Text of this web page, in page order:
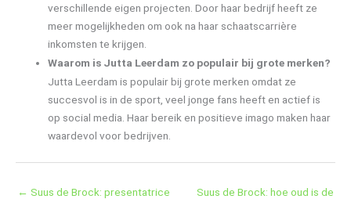
verschillende eigen projecten. Door haar bedrijf heeft ze
meer mogelijkheden om ook na haar schaatscarrière
inkomsten te krijgen.
Waarom is Jutta Leerdam zo populair bij grote merken?
Jutta Leerdam is populair bij grote merken omdat ze
succesvol is in de sport, veel jonge fans heeft en actief is
op social media. Haar bereik en positieve imago maken haar
waardevol voor bedrijven.
← Suus de Brock: presentatrice
Suus de Brock: hoe oud is de